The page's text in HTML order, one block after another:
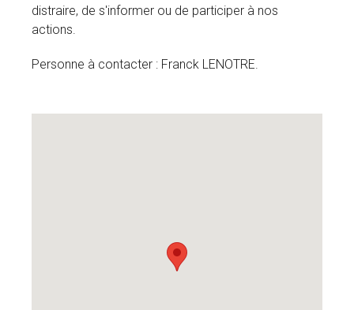
distraire, de s'informer ou de participer à nos
actions.
Personne à contacter : Franck LENOTRE.